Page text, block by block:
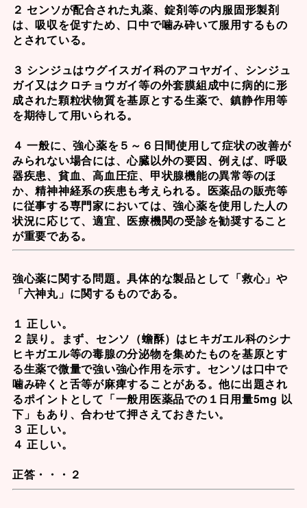
２ センソが配合された丸薬、錠剤等の内服固形製剤
は、吸収を促すため、口中で噛み砕いて服用するもの
とされている。
３ シンジュはウグイスガイ科のアコヤガイ、シンジュ
ガイ又はクロチョウガイ等の外套膜組成中に病的に形
成された顆粒状物質を基原とする生薬で、鎮静作用等
を期待して用いられる。
４ 一般に、強心薬を５～６日間使用して症状の改善が
みられない場合には、心臓以外の要因、例えば、呼吸
器疾患、貧血、高血圧症、甲状腺機能の異常等のほ
か、精神神経系の疾患も考えられる。医薬品の販売等
に従事する専門家においては、強心薬を使用した人の
状況に応じて、適宜、医療機関の受診を勧奨すること
が重要である。
強心薬に関する問題。具体的な製品として「救心」や
「六神丸」に関するものである。
１ 正しい。
２ 誤り。まず、 センソ（蟾酥） はヒキガエル科のシナ
ヒキガエル等の毒腺の分泌物を集めたものを基原とす
る生薬で微量で強い強心作用を示す。センソは口中で
噛み砕くと舌等が麻痺することがある。他に出題され
るポイントとして「一般用医薬品での １日用量5mg 以
下 」もあり、合わせて押さえておきたい。
３ 正しい。
４ 正しい。
正答・・・２